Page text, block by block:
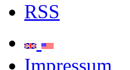
RSS
Impressum